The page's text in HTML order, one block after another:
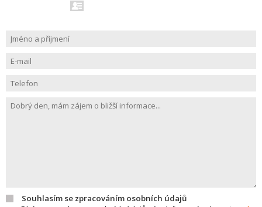
Souhlasím se zpracováním osobních údajů